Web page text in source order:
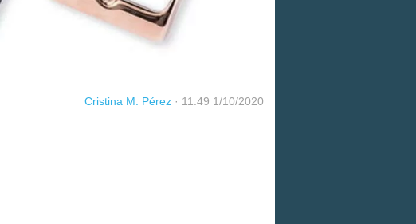
Cristina M. Pérez · 11:49 1/10/2020